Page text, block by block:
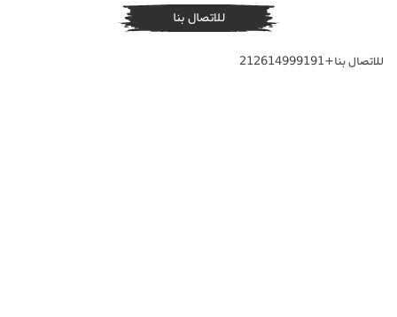
للاتصال بنا
للاتصال بنا+212614999191